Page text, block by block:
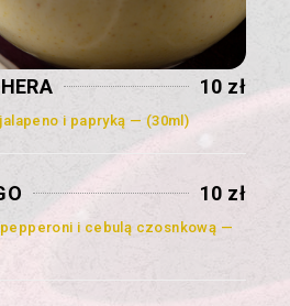
10 zł
i papryką — (30ml)
10 zł
i cebulą czosnkową —